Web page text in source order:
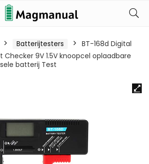
Batterijtesters
BT-168d Digital
Checker 9V 1.5V knoopcel oplaadbare
batterij Test